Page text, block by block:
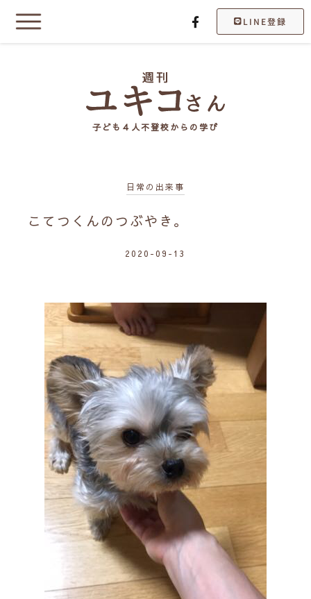
LINE登録
子ども４人不登校からの学び
日常の出来事
こてつくんのつぶやき。
2020-09-13